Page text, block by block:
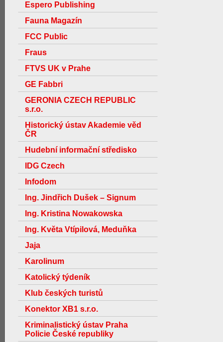
Espero Publishing
Fauna Magazín
FCC Public
Fraus
FTVS UK v Prahe
GE Fabbri
GERONIA CZECH REPUBLIC
s.r.o.
Historický ústav Akademie věd
ČR
Hudební informační středisko
IDG Czech
Infodom
Ing. Jindřich Dušek – Signum
Ing. Kristina Nowakowska
Ing. Květa Vtípilová, Meduňka
Jaja
Karolinum
Katolický týdeník
Klub českých turistů
Konektor XB1 s.r.o.
Kriminalistický ústav Praha
Policie České republiky